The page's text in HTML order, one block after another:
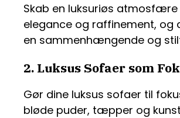
Skab en luksuriøs
elegance og raffinement, og
en sammenhængende og
2. Luksus Sofaer som
Gør dine luksus sofaer til
bløde puder, tæpper og